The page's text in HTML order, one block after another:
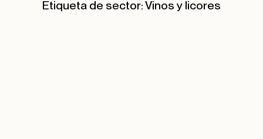
Etiqueta de sector: Vinos y licores